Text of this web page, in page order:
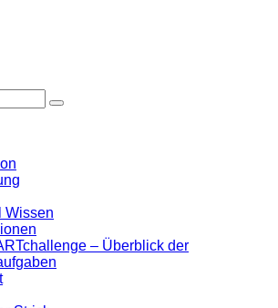
Wissen
– Überblick der